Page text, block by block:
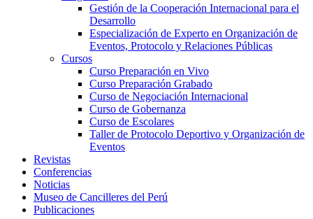
Gestión de la Cooperación Internacional para el
Desarrollo
Especialización de Experto en Organización de
Eventos, Protocolo y Relaciones Públicas
Cursos
Curso Preparación en Vivo
Curso Preparación Grabado
Curso de Negociación Internacional
Curso de Gobernanza
Curso de Escolares
Taller de Protocolo Deportivo y Organización de
Eventos
Revistas
Conferencias
Noticias
Museo de Cancilleres del Perú
Publicaciones